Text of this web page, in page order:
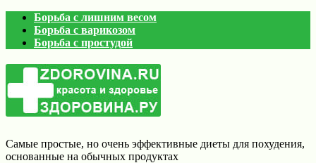
Борьба с лишним весом
Борьба с варикозом
Борьба с простудой
Самые простые, но очень эффективные диеты для похудения,
основанные на обычных продуктах